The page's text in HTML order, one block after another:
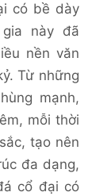
có bề dày
này đã
nền văn
Từ những
mạnh,
mỗi thời
tạo nên
đa dạng,
cổ đại có